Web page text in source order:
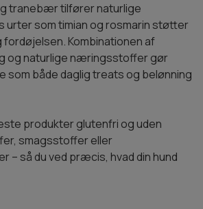
tranebær tilfører naturlige
urter som timian og rosmarin støtter
Kombinationen af
og naturlige næringsstoffer gør
som både daglig treats og belønning
produkter glutenfri og uden
smagsstoffer eller
– så du ved præcis, hvad din hund